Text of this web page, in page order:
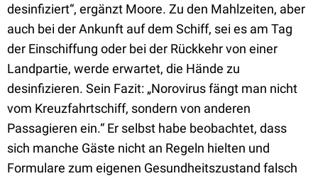
desinfiziert“, ergänzt Moore. Zu den Mahlzeiten, aber
auch bei der Ankunft auf dem Schiff, sei es am Tag
der Einschiffung oder bei der Rückkehr von einer
Landpartie, werde erwartet, die Hände zu
desinfizieren. Sein Fazit: „Norovirus fängt man nicht
vom Kreuzfahrtschiff, sondern von anderen
Passagieren ein.“ Er selbst habe beobachtet, dass
sich manche Gäste nicht an Regeln hielten und
Formulare zum eigenen Gesundheitszustand falsch